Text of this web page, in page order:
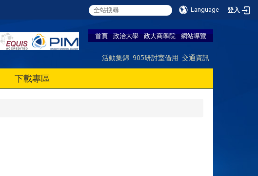
Language 登入
首頁 政治大學 政大商學院 網站導覽
活動集錦 905研討室借用 交通資訊
下載專區